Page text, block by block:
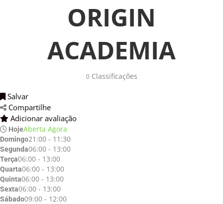
ORIGIN
ACADEMIA
0Classificações
Salvar
Compartilhe
Adicionar avaliação
HojeAberta Agora
Domingo21:00 - 11:30
Segunda06:00 - 13:00
Terça06:00 - 13:00
Quarta06:00 - 13:00
Quinta06:00 - 13:00
Sexta06:00 - 13:00
Sábado09:00 - 12:00